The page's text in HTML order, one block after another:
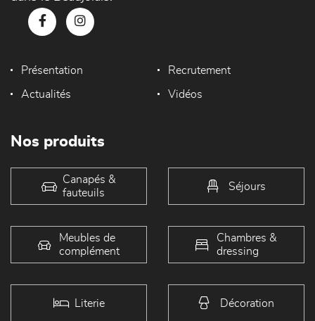
Présentation Recrutement
Actualités Vidéos
Nos produits
Canapés &
fauteuils
Séjours
Meubles de
complément
Chambres &
dressing
Literie Décoration